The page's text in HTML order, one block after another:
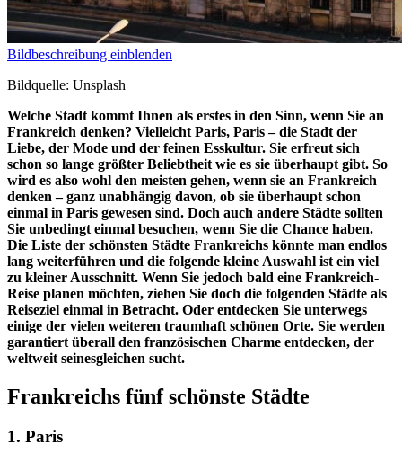
Bildbeschreibung einblenden
Bildquelle: Unsplash
Welche Stadt kommt Ihnen als erstes in den Sinn, wenn Sie an
Frankreich denken? Vielleicht Paris, Paris – die Stadt der
Liebe, der Mode und der feinen Esskultur. Sie erfreut sich
schon so lange größter Beliebtheit wie es sie überhaupt gibt. So
wird es also wohl den meisten gehen, wenn sie an Frankreich
denken – ganz unabhängig davon, ob sie überhaupt schon
einmal in Paris gewesen sind. Doch auch andere Städte sollten
Sie unbedingt einmal besuchen, wenn Sie die Chance haben.
Die Liste der schönsten Städte Frankreichs könnte man endlos
lang weiterführen und die folgende kleine Auswahl ist ein viel
zu kleiner Ausschnitt. Wenn Sie jedoch bald eine Frankreich-
Reise planen möchten, ziehen Sie doch die folgenden Städte als
Reiseziel einmal in Betracht. Oder entdecken Sie unterwegs
einige der vielen weiteren traumhaft schönen Orte. Sie werden
garantiert überall den französischen Charme entdecken, der
weltweit seinesgleichen sucht.
Frankreichs fünf schönste Städte
1. Paris